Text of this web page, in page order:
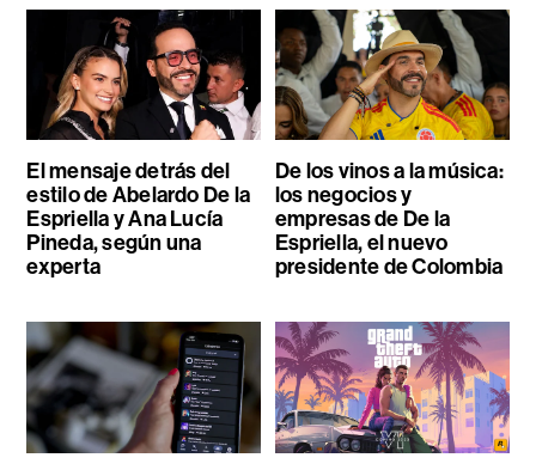
El mensaje detrás del
estilo de Abelardo De la
Espriella y Ana Lucía
Pineda, según una
experta
De los vinos a la música:
los negocios y
empresas de De la
Espriella, el nuevo
presidente de Colombia